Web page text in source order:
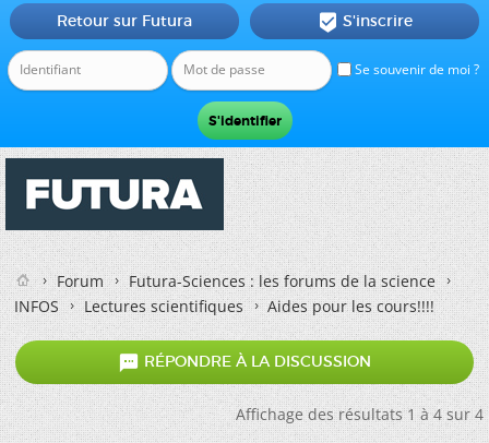
Se souvenir de moi ?
Retour sur Futura  S'inscrire
Forum
Futura-Sciences : les forums de la science
INFOS
Lectures scientifiques Aides pour les cours!!!!
 RÉPONDRE À LA DISCUSSION
Affichage des résultats 1 à 4 sur 4